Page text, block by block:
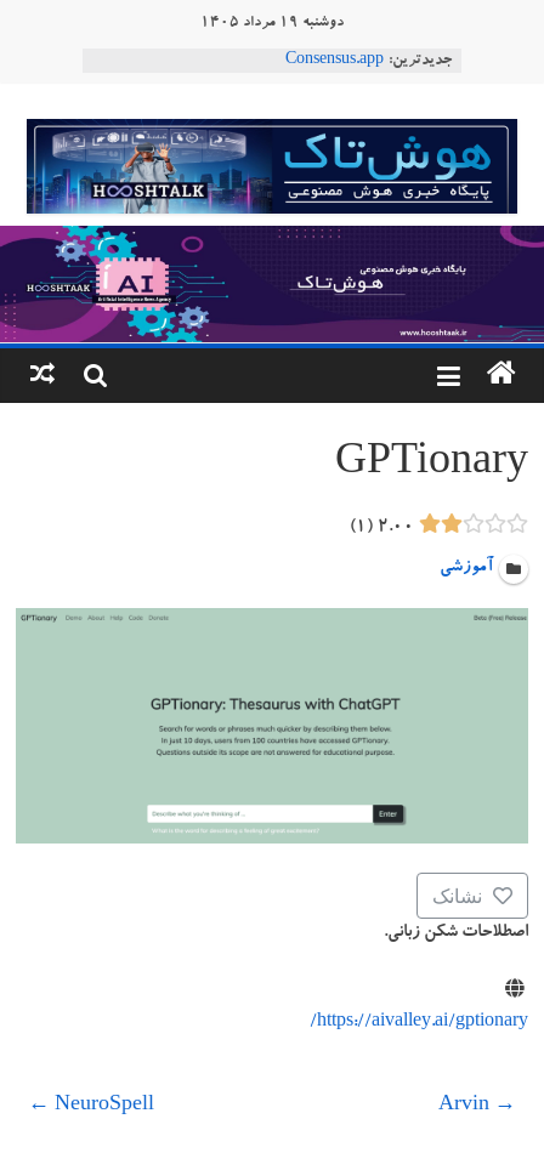
دوشنبه ۱۹ مرداد ۱۴۰۵
جدیدترین: Consensus.app
طبیعی فارسی
ربات «Aru» محصول شرکت فرانسوی Nio
Robotics
ربات T‑800
هوشتاک
پایگاه
خبری
هوش
مصنوعی
www.hooshtaak.ir
GPTionary
۲.۰۰ ۱
آموزشی
نشانک
اصطلاحات شکن زبانی.
https://aivalley.ai/gptionary/
→
Arvin
NeuroSpell
←